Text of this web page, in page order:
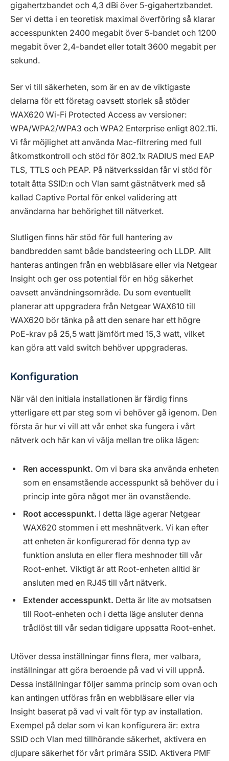
gigahertzbandet och 4,3 dBi över 5-gigahertzbandet.
Ser vi detta i en teoretisk maximal överföring så klarar
accesspunkten 2400 megabit över 5-bandet och 1200
megabit över 2,4-bandet eller totalt 3600 megabit per
sekund.
Ser vi till säkerheten, som är en av de viktigaste
delarna för ett företag oavsett storlek så stöder
WAX620 Wi-Fi Protected Access av versioner:
WPA/WPA2/WPA3 och WPA2 Enterprise enligt 802.11i.
Vi får möjlighet att använda Mac-filtrering med full
åtkomstkontroll och stöd för 802.1x RADIUS med EAP
TLS, TTLS och PEAP. På nätverkssidan får vi stöd för
totalt åtta SSID:n och Vlan samt gästnätverk med så
kallad Captive Portal för enkel validering att
användarna har behörighet till nätverket.
Slutligen finns här stöd för full hantering av
bandbredden samt både bandsteering och LLDP. Allt
hanteras antingen från en webbläsare eller via Netgear
Insight och ger oss potential för en hög säkerhet
oavsett användningsområde. Du som eventuellt
planerar att uppgradera från Netgear WAX610 till
WAX620 bör tänka på att den senare har ett högre
PoE-krav på 25,5 watt jämfört med 15,3 watt, vilket
kan göra att vald switch behöver uppgraderas.
Konfiguration
När väl den initiala installationen är färdig finns
ytterligare ett par steg som vi behöver gå igenom. Den
första är hur vi vill att vår enhet ska fungera i vårt
nätverk och här kan vi välja mellan tre olika lägen:
Ren accesspunkt. Om vi bara ska använda enheten
som en ensamstående accesspunkt så behöver du i
princip inte göra något mer än ovanstående.
Root accesspunkt. I detta läge agerar Netgear
WAX620 stommen i ett meshnätverk. Vi kan efter
att enheten är konfigurerad för denna typ av
funktion ansluta en eller flera meshnoder till vår
Root-enhet. Viktigt är att Root-enheten alltid är
ansluten med en RJ45 till vårt nätverk.
Extender accesspunkt. Detta är lite av motsatsen
till Root-enheten och i detta läge ansluter denna
trådlöst till vår sedan tidigare uppsatta Root-enhet.
Utöver dessa inställningar finns flera, mer valbara,
inställningar att göra beroende på vad vi vill uppnå.
Dessa inställningar följer samma princip som ovan och
kan antingen utföras från en webbläsare eller via
Insight baserat på vad vi valt för typ av installation.
Exempel på delar som vi kan konfigurera är: extra
SSID och Vlan med tillhörande säkerhet, aktivera en
djupare säkerhet för vårt primära SSID. Aktivera PMF